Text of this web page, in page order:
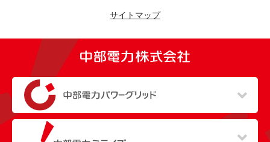
サイトマップ
（新しいウィンドウを開きます）